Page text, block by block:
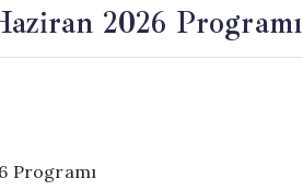
2026 Programı